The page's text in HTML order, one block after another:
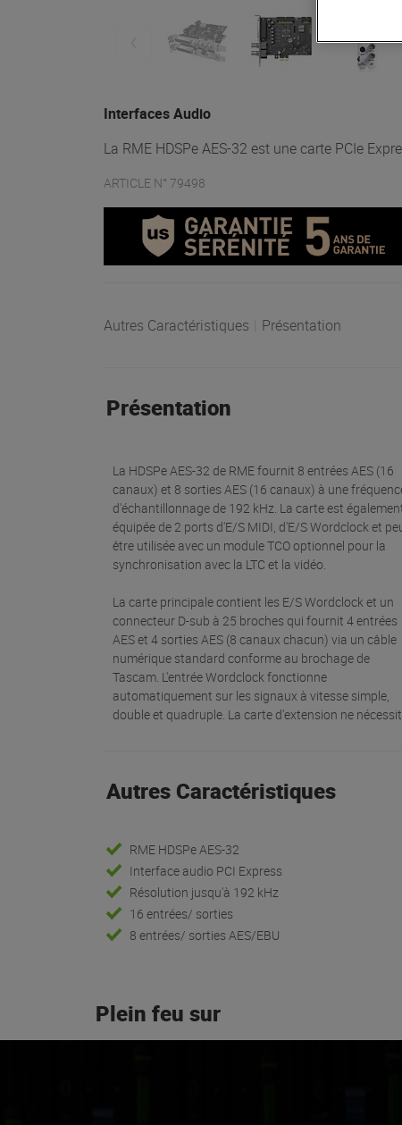
Interfaces Audio
La RME HDSPe AES-32 est une carte PCIe
ARTICLE N° 79498
Autres Caractéristiques Présentation
Présentation
La HDSPe AES-32 de RME fournit 8 entrées AES (16
canaux) et 8 sorties AES (16 canaux) à une
d'échantillonnage de 192 kHz. La carte est
équipée de 2 ports d'E/S MIDI, d'E/S Wordclock et
être utilisée avec un module TCO optionnel pour la
synchronisation avec la LTC et la vidéo.
La carte principale contient les E/S Wordclock et un
connecteur D-sub à 25 broches qui fournit 4 entrées
AES et 4 sorties AES (8 canaux chacun) via un câble
numérique standard conforme au brochage de
Tascam. L'entrée Wordclock fonctionne
automatiquement sur les signaux à vitesse simple,
double et quadruple. La carte d'extension ne
Autres Caractéristiques
RME HDSPe AES-32
Interface audio PCI Express
Résolution jusqu'à 192 kHz
16 entrées/ sorties
8 entrées/ sorties AES/EBU
Plein feu sur